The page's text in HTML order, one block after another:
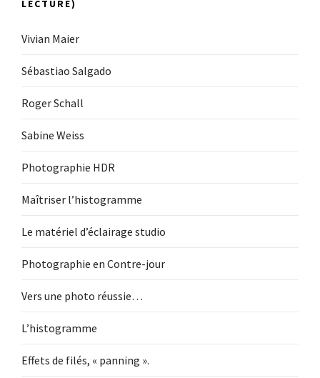
LECTURE)
Vivian Maier
Sébastiao Salgado
Roger Schall
Sabine Weiss
Photographie HDR
Maîtriser l’histogramme
Le matériel d’éclairage studio
Photographie en Contre-jour
Vers une photo réussie…
L’histogramme
Effets de filés, « panning ».